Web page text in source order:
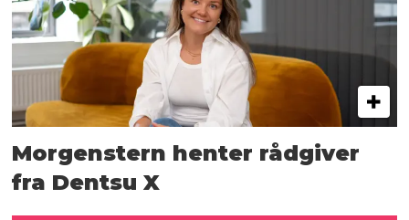
Morgenstern henter rådgiver
fra Dentsu X